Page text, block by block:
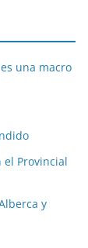
una macro
Provincial
y